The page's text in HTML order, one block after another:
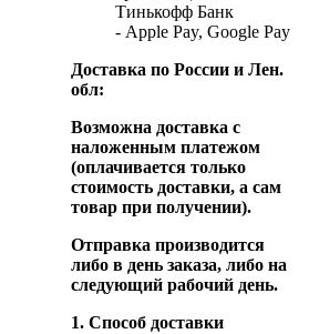
Тинькофф Банк
- Apple Pay, Google Pay
Доставка по России и Лен.
обл:
Возможна доставка с
наложенным платежом
(оплачивается только
стоимость доставки, а сам
товар при получении).
Отправка производится
либо в день заказа, либо на
следующий рабочий день.
1. Способ доставки